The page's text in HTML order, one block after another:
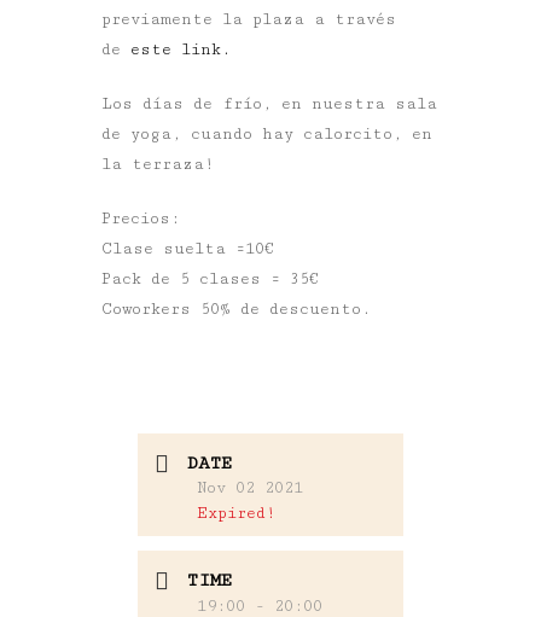
previamente la plaza a través
de este link.
Los días de frío, en nuestra sala
de yoga, cuando hay calorcito, en
la terraza!
Precios:
Clase suelta =10€
Pack de 5 clases = 35€
Coworkers 50% de descuento.
DATE
Nov 02 2021
Expired!
TIME
19:00 - 20:00